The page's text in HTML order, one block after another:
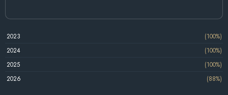
2023
(100%)
2024
(100%)
2025
(100%)
2026
(88%)